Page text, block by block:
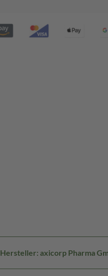
Hersteller: axicorp Pharma